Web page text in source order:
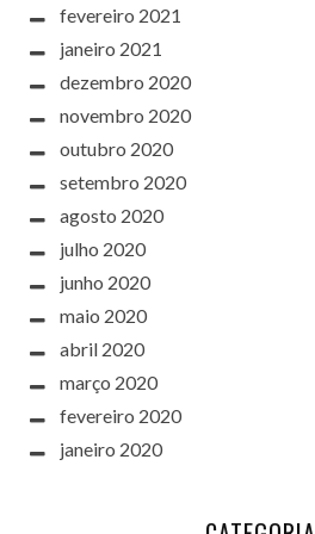
fevereiro 2021
janeiro 2021
dezembro 2020
novembro 2020
outubro 2020
setembro 2020
agosto 2020
julho 2020
junho 2020
maio 2020
abril 2020
março 2020
fevereiro 2020
janeiro 2020